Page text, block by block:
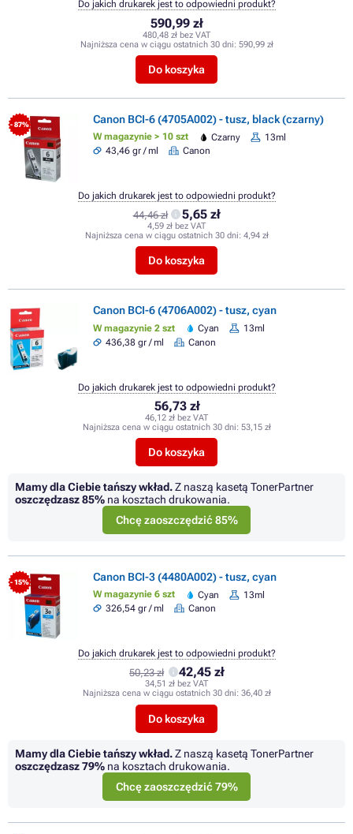
590,99 zł
480,48 zł bez VAT
Najniższa cena w ciągu ostatnich 30 dni: 590,99 zł
Do koszyka
Do jakich drukarek jest to odpowiedni produkt?
- 87% Canon BCI-6 (4705A002) - tusz, black (czarny)
W magazynie > 10 szt Czarny
13ml
43,46 gr / ml
Canon
44,46 zł 5,65 zł
4,59 zł bez VAT
Najniższa cena w ciągu ostatnich 30 dni: 4,94 zł
Do koszyka
Do jakich drukarek jest to odpowiedni produkt?
Canon BCI-6 (4706A002) - tusz, cyan
W magazynie 2 szt Cyan
13ml
436,38 gr / ml
Canon
56,73 zł
46,12 zł bez VAT
Najniższa cena w ciągu ostatnich 30 dni: 53,15 zł
Do koszyka
Do jakich drukarek jest to odpowiedni produkt?
Mamy dla Ciebie tańszy wkład.Z naszą kasetą TonerPartner
oszczędzasz85% na kosztach drukowania.
Chcę zaoszczędzić 85%
- 15% Canon BCI-3 (4480A002) - tusz, cyan
W magazynie 6 szt Cyan
13ml
326,54 gr / ml
Canon
50,23 zł 42,45 zł
34,51 zł bez VAT
Najniższa cena w ciągu ostatnich 30 dni: 36,40 zł
Do koszyka
Do jakich drukarek jest to odpowiedni produkt?
Mamy dla Ciebie tańszy wkład.Z naszą kasetą TonerPartner
oszczędzasz79% na kosztach drukowania.
Chcę zaoszczędzić 79%